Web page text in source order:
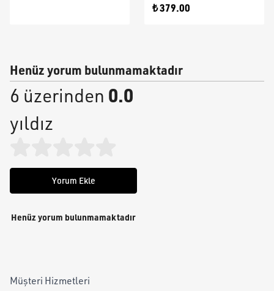
₺ 379.00
Henüz yorum bulunmamaktadır
6 üzerinden 0.0
yıldız
Yorum Ekle
Henüz yorum bulunmamaktadır
Müşteri Hizmetleri